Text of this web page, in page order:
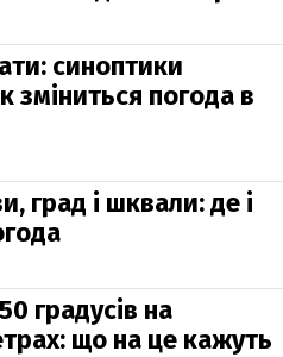
синоптики
зміниться погода в
град і шквали: де і
градусів на
що на це кажуть